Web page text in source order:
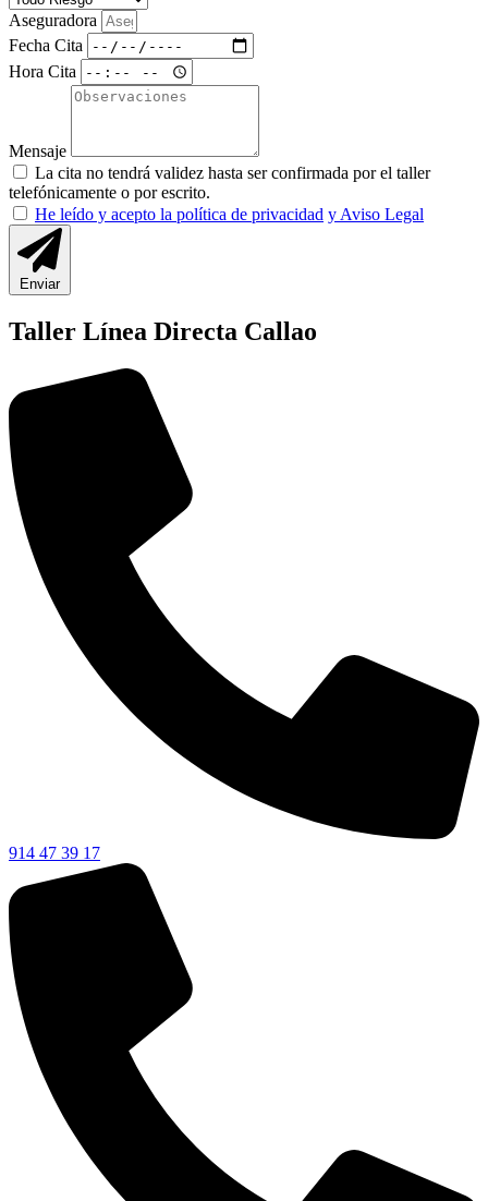
Aseguradora
Fecha Cita
Hora Cita
Mensaje
La cita no tendrá validez hasta ser confirmada por el taller
telefónicamente o por escrito.
He leído y acepto la política de privacidad y Aviso Legal
Enviar
Taller Línea Directa Callao
914 47 39 17